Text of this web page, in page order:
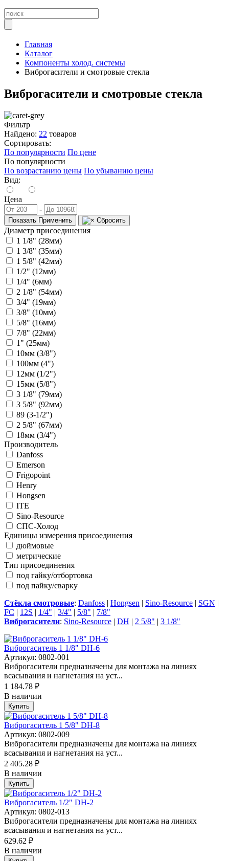
Главная
Каталог
Компоненты холод. системы
Виброгасители и смотровые стекла
Виброгасители и смотровые стекла
Фильтр
Найдено: 22 товаров
Сортировать:
По популярности По цене
По популярности
По возрастанию цены По убыванию цены
Вид:
Цена
-
Показать Применить Сбросить
Диаметр присоединения
1 1/8" (28мм)
1 3/8" (35мм)
1 5/8" (42мм)
1/2" (12мм)
1/4" (6мм)
2 1/8" (54мм)
3/4" (19мм)
3/8" (10мм)
5/8" (16мм)
7/8" (22мм)
1" (25мм)
10мм (3/8")
100мм (4")
12мм (1/2")
15мм (5/8")
3 1/8" (79мм)
3 5/8" (92мм)
89 (3-1/2")
2 5/8" (67мм)
18мм (3/4")
Производитель
Danfoss
Emerson
Frigopoint
Henry
Hongsen
ITE
Sino-Resource
СПС-Холод
Единицы измерения присоединения
дюймовые
метрические
Тип присоединения
под гайку/отбортовка
под пайку/сварку
Стёкла смотровые: Danfoss | Hongsen | Sino-Resource | SGN |
FC | 12S | 1/4" | 3/4" | 5/8" | 7/8"
Виброгасители: Sino-Resource | DH | 2 5/8" | 3 1/8"
Виброгаситель 1 1/8" DH-6
Артикул: 0802-001
Виброгасители предназначены для монтажа на линиях
всасывания и нагнетания на уст...
1 184.78 ₽
В наличии
Купить
Виброгаситель 1 5/8" DH-8
Артикул: 0802-009
Виброгасители предназначены для монтажа на линиях
всасывания и нагнетания на уст...
2 405.28 ₽
В наличии
Купить
Виброгаситель 1/2" DH-2
Артикул: 0802-013
Виброгасители предназначены для монтажа на линиях
всасывания и нагнетания на уст...
629.62 ₽
В наличии